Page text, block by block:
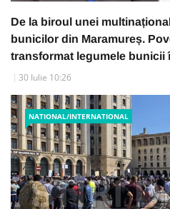
De la biroul unei
bunicilor din Maramureș.
transformat legumele bunicii
30 Iulie 10:26
NATIONAL/INTERNATIONAL